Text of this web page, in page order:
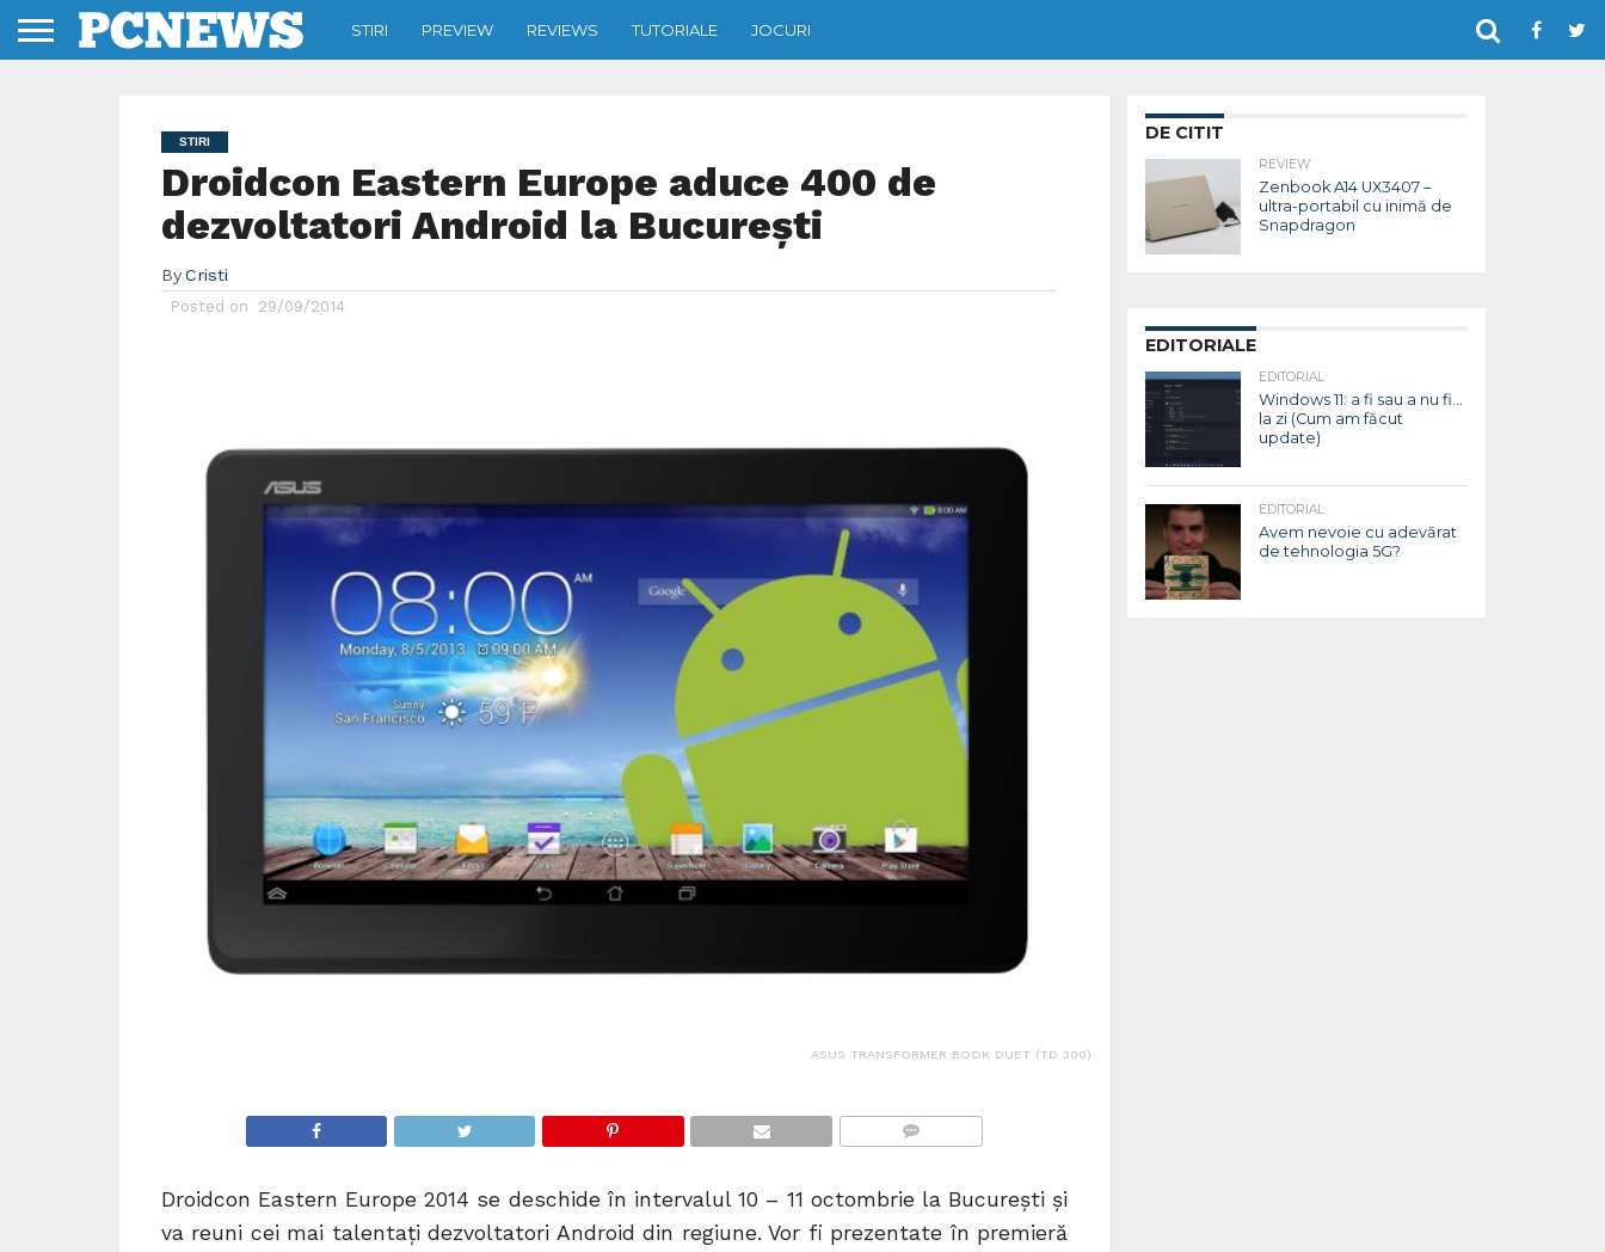
STIRI PREVIEW REVIEWS TUTORIALE JOCURI
STIRI
Droidcon Eastern Europe aduce 400 de
dezvoltatori Android la București
By Cristi
Posted on 29/09/2014
ASUS TRANSFORMER BOOK DUET (TD 300)
Droidcon Eastern Europe 2014 se deschide în intervalul 10 – 11 octombrie la București și
va reuni cei mai talentaţi dezvoltatori Android din regiune. Vor fi prezentate în premieră
DE CITIT
REVIEW
Zenbook A14 UX3407 –
ultra-portabil cu inimă de
Snapdragon
EDITORIALE
EDITORIAL
Windows 11: a fi sau a nu fi…
la zi (Cum am făcut
update)
EDITORIAL
Avem nevoie cu adevărat
de tehnologia 5G?